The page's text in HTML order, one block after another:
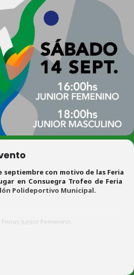
septiembre con motivo de las Feria
en Consuegra Trofeo de Feria
Polideportivo Municipal.
Junior Femenino.
Senior Masculino.